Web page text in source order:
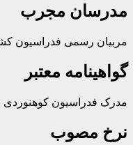
مجرب
رسمی فدراسیون کشور
معتبر
کوهنوردی